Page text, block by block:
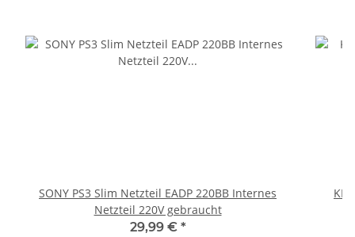
SONY PS3 Slim Netzteil EADP 220BB Internes
Netzteil 220V gebraucht
29,99 € *